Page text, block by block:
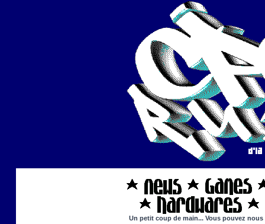
Un petit coup de main... Vous pouvez